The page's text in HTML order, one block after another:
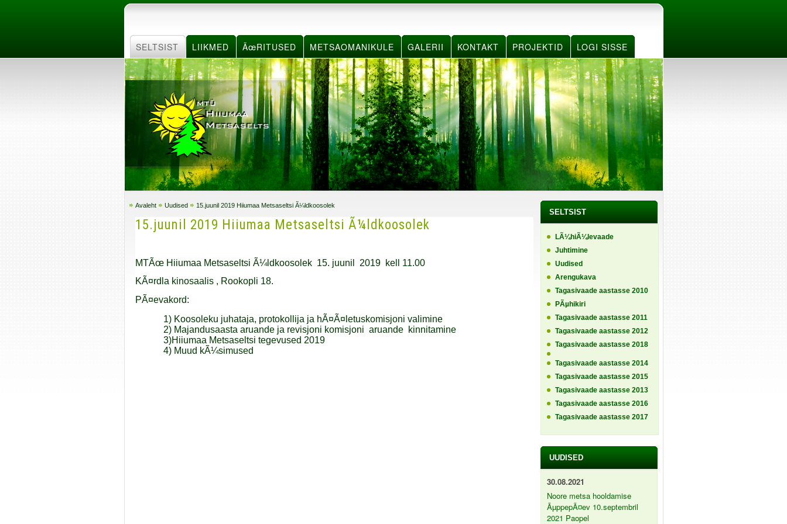
SELTSIST LIIKMED ÃœRITUSED METSAOMANIKULE GALERII KONTAKT PROJEKTID LOGI SISSE
Avaleht Uudised 15.juunil 2019 Hiiumaa Metsaseltsi Ã¼ldkoosolek
15.juunil 2019 Hiiumaa Metsaseltsi Ã¼ldkoosolek
MTÃœ Hiiumaa Metsaseltsi Ã¼ldkoosolek 15. juunil 2019 kell 11.00
KÃ¤rdla kinosaalis , Rookopli 18.
PÃ¤evakord:
1) Koosoleku juhataja, protokollija ja hÃ¤Ã¤letuskomisjoni valimine
2) Majandusaasta aruande ja revisjoni komisjoni aruande kinnitamine
3)Hiiumaa Metsaseltsi tegevused 2019
4) Muud kÃ¼simused
SELTSIST
LÃ¼hiÃ¼levaade
Juhtimine
Uudised
Arengukava
Tagasivaade aastasse 2010
PÃµhikiri
Tagasivaade aastasse 2011
Tagasivaade aastasse 2012
Tagasivaade aastasse 2018
Tagasivaade aastasse 2014
Tagasivaade aastasse 2015
Tagasivaade aastasse 2013
Tagasivaade aastasse 2016
Tagasivaade aastasse 2017
UUDISED
30.08.2021
Noore metsa hooldamise
ÃµppepÃ¤ev 10.septembril
2021 Paopel